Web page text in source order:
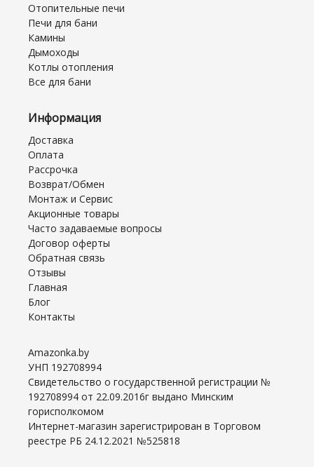
Отопительные печи
Печи для бани
Камины
Дымоходы
Котлы отопления
Все для бани
Информация
Доставка
Оплата
Рассрочка
Возврат/Обмен
Монтаж и Сервис
Акционные товары
Часто задаваемые вопросы
Договор оферты
Обратная связь
Отзывы
Главная
Блог
Контакты
Amazonka.by
УНП 192708994
Свидетельство о государственной регистрации №
192708994 от 22.09.2016г выдано Минским
горисполкомом
Интернет-магазин зарегистрирован в Торговом
реестре РБ 24.12.2021 №525818